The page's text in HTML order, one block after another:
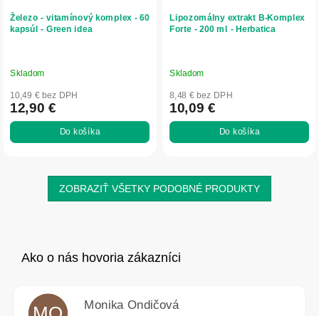
Železo - vitamínový komplex - 60
kapsúl - Green idea
Skladom
10,49 € bez DPH
12,90 €
Do košíka
Lipozomálny extrakt B-Komplex
Forte - 200 ml - Herbatica
Skladom
8,48 € bez DPH
10,09 €
Do košíka
ZOBRAZIŤ VŠETKY PODOBNÉ PRODUKTY
Monika Ondičová